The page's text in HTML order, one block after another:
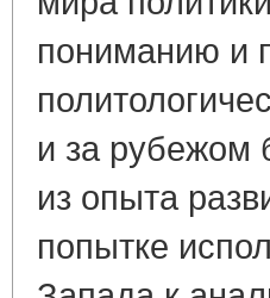
пониманию и
и за рубежом
из опыта
попытке